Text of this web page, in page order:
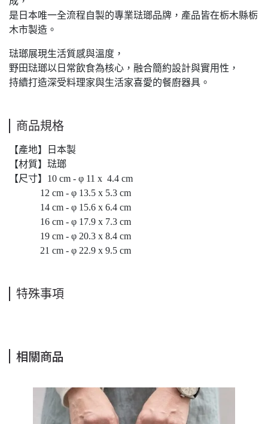
是日本唯一全流程自製的專業琺瑯品牌，產品皆在栃木縣栃
木市製造。
琺瑯展現生活質感與溫度，
野田琺瑯以日常飲食為核心，融合簡約設計與實用性，
持續打造深受料理家與生活家喜愛的餐廚器具。
商品規格
【產地】日本製
【材質】琺瑯
【尺寸】10 cm - φ 11 x 4.4 cm
12 cm - φ 13.5 x 5.3 cm
14 cm - φ 15.6 x 6.4 cm
16 cm - φ 17.9 x 7.3 cm
19 cm - φ 20.3 x 8.4 cm
21 cm - φ 22.9 x 9.5 cm
特殊事項
相關商品